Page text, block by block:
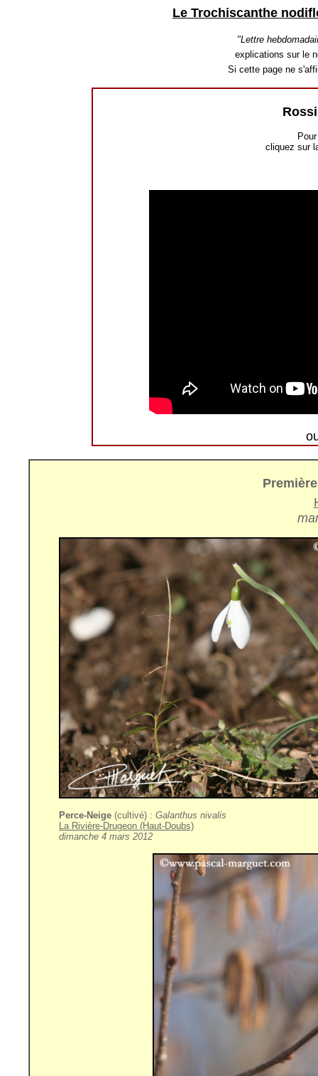
Le Trochiscanthe
"Lettre
explications sur le
Si cette page ne
cliquez sur
Perce-Neige (cultivé) : Galanthus nivalis
La Rivière-Drugeon (Haut-Doubs)
dimanche 4 mars 2012